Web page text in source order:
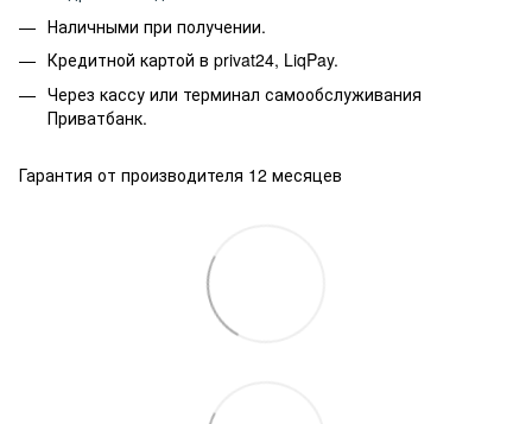
Наличными при получении.
Кредитной картой в privat24, LiqPay.
Через кассу или терминал самообслуживания
Приватбанк.
Гарантия от производителя 12 месяцев